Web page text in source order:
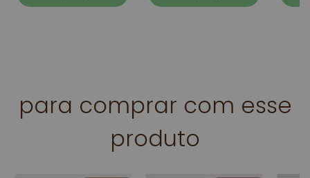
para comprar com esse
produto